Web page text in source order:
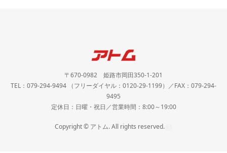
〒670-0982 姫路市岡田350-1-201
TEL：079-294-9494 （フリーダイヤル：0120-29-1199）／FAX：079-294-
9495
定休日：日曜・祝日／営業時間：8:00～19:00
Copyright © アトム. All rights reserved.